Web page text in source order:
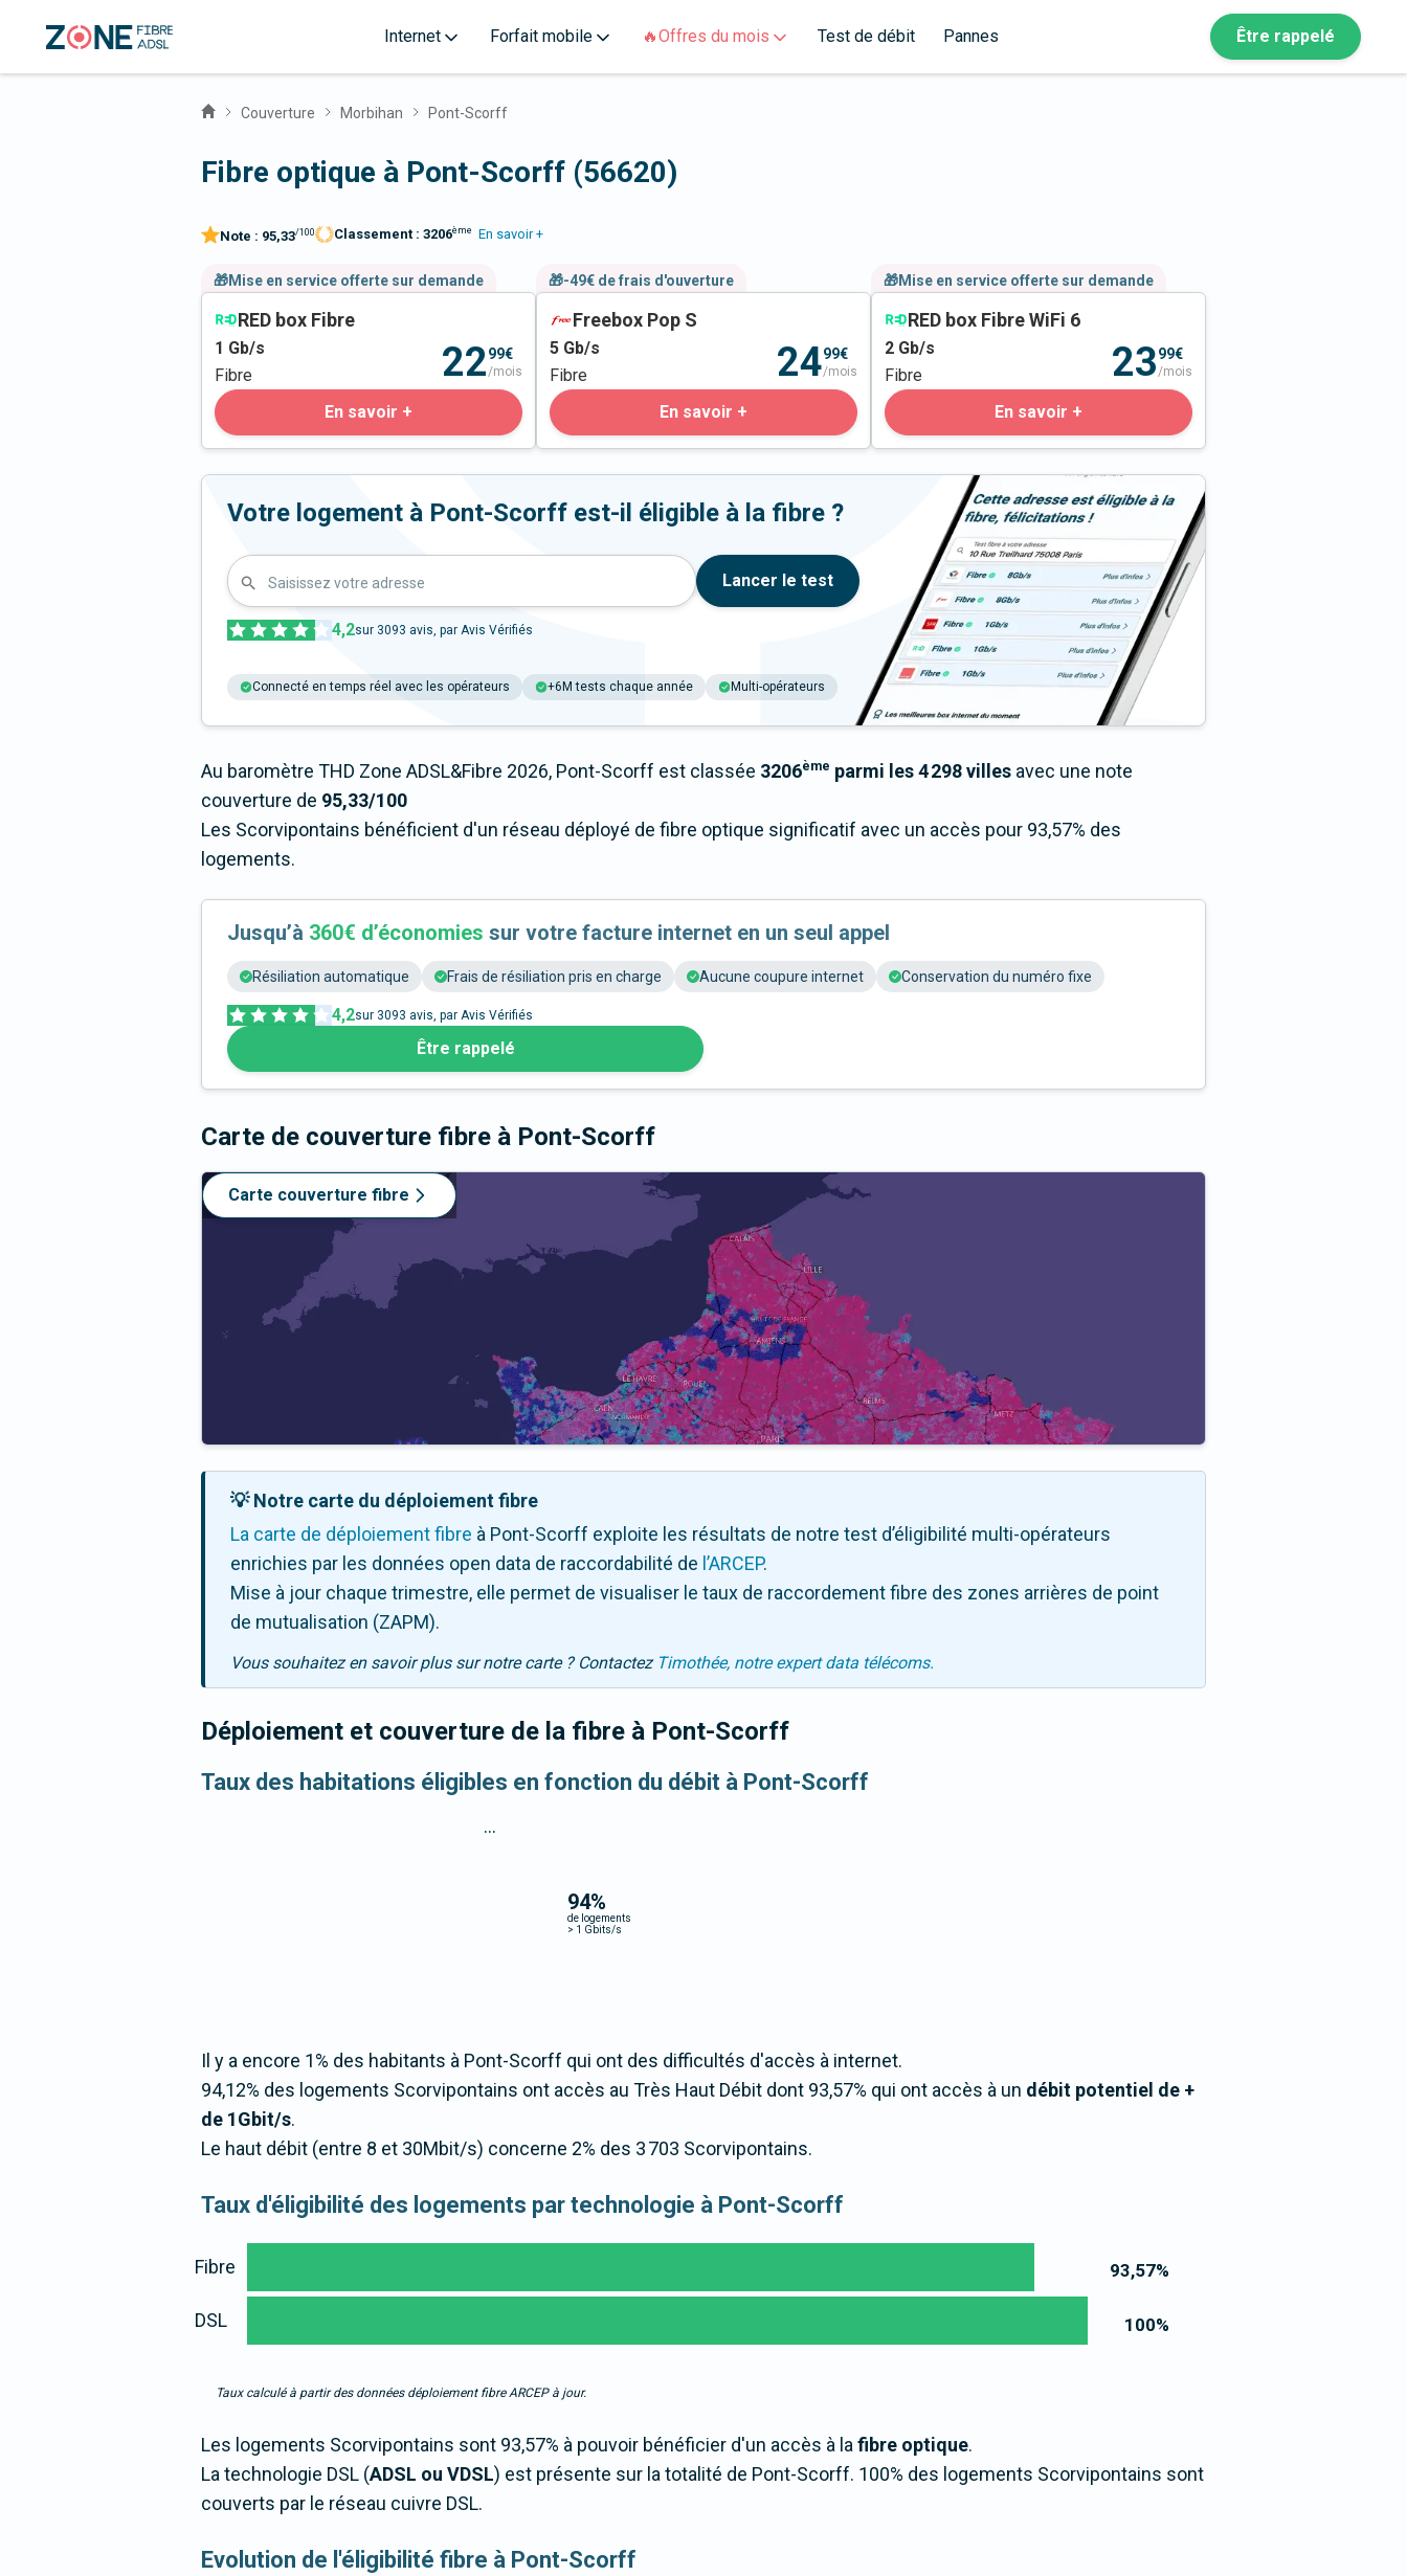
Internet Forfait mobile 🔥Offres du mois Test de débit Pannes Être rappelé
Couverture Morbihan Pont-Scorff
Fibre optique à Pont-Scorff (56620)
Note : 95,33/100 Classement : 3206ème En savoir +
🎁Mise en service offerte sur demande
RED box Fibre
1 Gb/s
Fibre
2299€
/mois
En savoir +
🎁-49€ de frais d'ouverture
Freebox Pop S
5 Gb/s
Fibre
2499€
/mois
En savoir +
🎁Mise en service offerte sur demande
RED box Fibre WiFi 6
2 Gb/s
Fibre
2399€
/mois
En savoir +
Votre logement à Pont-Scorff est-il éligible à la fibre ?
Saisissez votre adresse Lancer le test
4,2sur 3093 avis, par Avis Vérifiés
Connecté en temps réel avec les opérateurs +6M tests chaque année Multi-opérateurs
Au baromètre THD Zone ADSL&Fibre 2026, Pont-Scorff est classée 3206ème parmi les 4 298 villes avec une note
couverture de 95,33/100
Les Scorvipontains bénéficient d'un réseau déployé de fibre optique significatif avec un accès pour 93,57% des
logements.
Jusqu’à 360€ d’économies sur votre facture internet en un seul appel
Résiliation automatique Frais de résiliation pris en charge Aucune coupure internet Conservation du numéro fixe
4,2sur 3093 avis, par Avis Vérifiés
Être rappelé
Carte de couverture fibre à Pont-Scorff
Carte couverture fibre
💡 Notre carte du déploiement fibre
La carte de déploiement fibre à Pont-Scorff exploite les résultats de notre test d’éligibilité multi-opérateurs
enrichies par les données open data de raccordabilité de l’ARCEP.
Mise à jour chaque trimestre, elle permet de visualiser le taux de raccordement fibre des zones arrières de point
de mutualisation (ZAPM).
Vous souhaitez en savoir plus sur notre carte ? Contactez Timothée, notre expert data télécoms.
Déploiement et couverture de la fibre à Pont-Scorff
Taux des habitations éligibles en fonction du débit à Pont-Scorff
94%
de logements
> 1 Gbits/s
...
Il y a encore 1% des habitants à Pont-Scorff qui ont des difficultés d'accès à internet.
94,12% des logements Scorvipontains ont accès au Très Haut Débit dont 93,57% qui ont accès à un débit potentiel de +
de 1Gbit/s.
Le haut débit (entre 8 et 30Mbit/s) concerne 2% des 3 703 Scorvipontains.
Taux d'éligibilité des logements par technologie à Pont-Scorff
93,57%
100%
Fibre
DSL
Taux calculé à partir des données déploiement fibre ARCEP à jour.
Les logements Scorvipontains sont 93,57% à pouvoir bénéficier d'un accès à lafibre optique.
La technologie DSL (ADSL ou VDSL) est présente sur la totalité de Pont-Scorff. 100% des logements Scorvipontains sont
couverts par le réseau cuivre DSL.
Evolution de l'éligibilité fibre à Pont-Scorff